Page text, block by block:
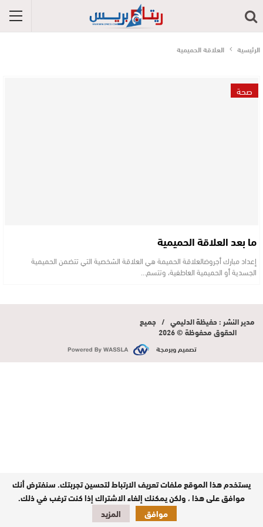
الرئيسية العلاقة الحميمية
صحة
ما بعد العلاقة الحميمية
إعداد مبارك أجروضالعلاقة الحميمة هي العلاقة الشخصية التي تتضمن الحميمية
الجسدية أو الحميمية العاطفية، وتتسم…
مدير النشر : حفيظة الدليمي / جميع
الحقوق محفوظة © 2026
تصميم وبرمجة
يستخدم هذا الموقع ملفات تعريف الارتباط لتحسين تجربتك. سنفترض أنك
موافق على هذا ، ولكن يمكنك إلغاء الاشتراك إذا كنت ترغب في ذلك.
موافق
المزيد